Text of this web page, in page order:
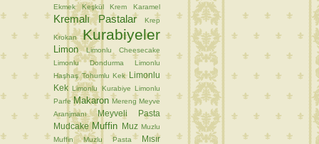
Ekmek
Keşkül Krem Karamel
Kremalı Pastalar Krep
Krokan Kurabiyeler
Limon
Limonlu Cheesecake
Limonlu Dondurma
Limonlu
Haşhaş Tohumlu Kek
Limonlu
Kek Limonlu Kurabiye Limonlu
Parfe Makaron Mereng Meyve
Aranjmanı
Meyveli Pasta
Mudcake Muffin Muz Muzlu
Muffin
Muzlu Pasta
Mısır